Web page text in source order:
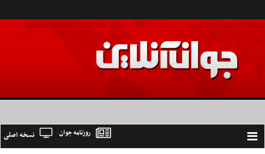
Toggle
نسخه اصلی روزنامه جوان